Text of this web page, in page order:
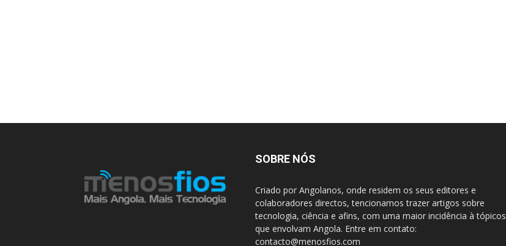
SOBRE NÓS
Criado por Angolanos, onde residem os seus editores e
colaboradores directos, tencionamos trazer artigos sobre
tecnologia, ciência e afins, com uma maior incidência à tópicos
que envolvam Angola. Entre em contato:
contacto@menosfios.com